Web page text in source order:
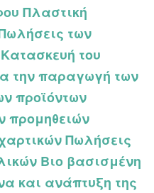
Πλαστική
των
του
την παραγωγή των
προϊόντων
προμηθειών
Πωλήσεις
Βιο βασισμένη
και ανάπτυξη της